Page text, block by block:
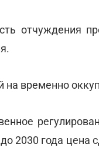
отчуждения
на временно
2030 года цена